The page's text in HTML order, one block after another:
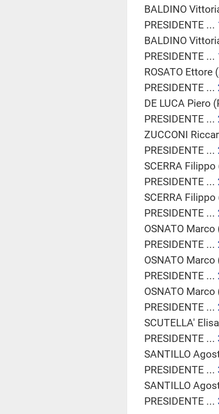
BALDINO
PRESIDENTE ...
BALDINO
PRESIDENTE ...
ROSATO Ettore
PRESIDENTE ...
DE LUCA Piero
PRESIDENTE ...
ZUCCONI
PRESIDENTE ...
SCERRA
PRESIDENTE ...
SCERRA
PRESIDENTE ...
OSNATO
PRESIDENTE ...
OSNATO
PRESIDENTE ...
OSNATO
PRESIDENTE ...
SCUTELLA'
PRESIDENTE ...
SANTILLO
PRESIDENTE ...
SANTILLO
PRESIDENTE ...